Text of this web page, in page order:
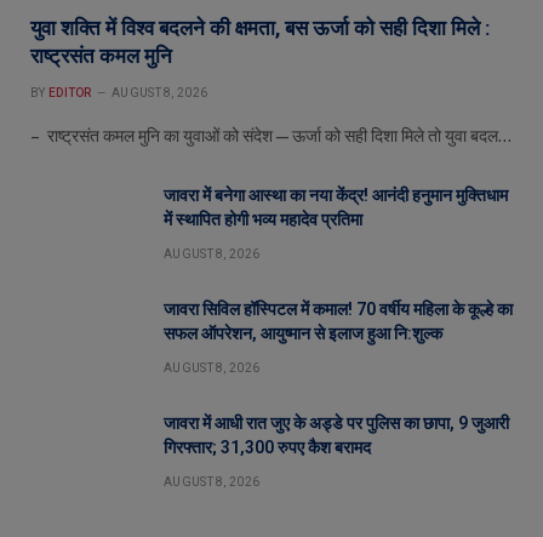
युवा शक्ति में विश्व बदलने की क्षमता, बस ऊर्जा को सही दिशा मिले :
राष्ट्रसंत कमल मुनि
BY EDITOR AUGUST 8, 2026
– राष्ट्रसंत कमल मुनि का युवाओं को संदेश—ऊर्जा को सही दिशा मिले तो युवा बदल…
जावरा में बनेगा आस्था का नया केंद्र! आनंदी हनुमान मुक्तिधाम
में स्थापित होगी भव्य महादेव प्रतिमा
AUGUST 8, 2026
जावरा सिविल हॉस्पिटल में कमाल! 70 वर्षीय महिला के कूल्हे का
सफल ऑपरेशन, आयुष्मान से इलाज हुआ नि:शुल्क
AUGUST 8, 2026
जावरा में आधी रात जुए के अड्डे पर पुलिस का छापा, 9 जुआरी
गिरफ्तार; 31,300 रुपए कैश बरामद
AUGUST 8, 2026